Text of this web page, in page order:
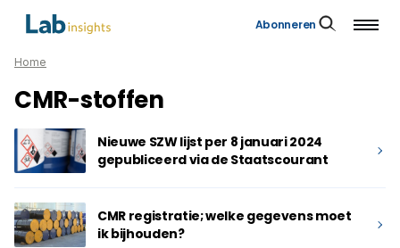
Abonneren
Home
CMR-stoffen
Nieuwe SZW lijst per 8 januari 2024
gepubliceerd via de Staatscourant
CMR registratie; welke gegevens moet
ik bijhouden?